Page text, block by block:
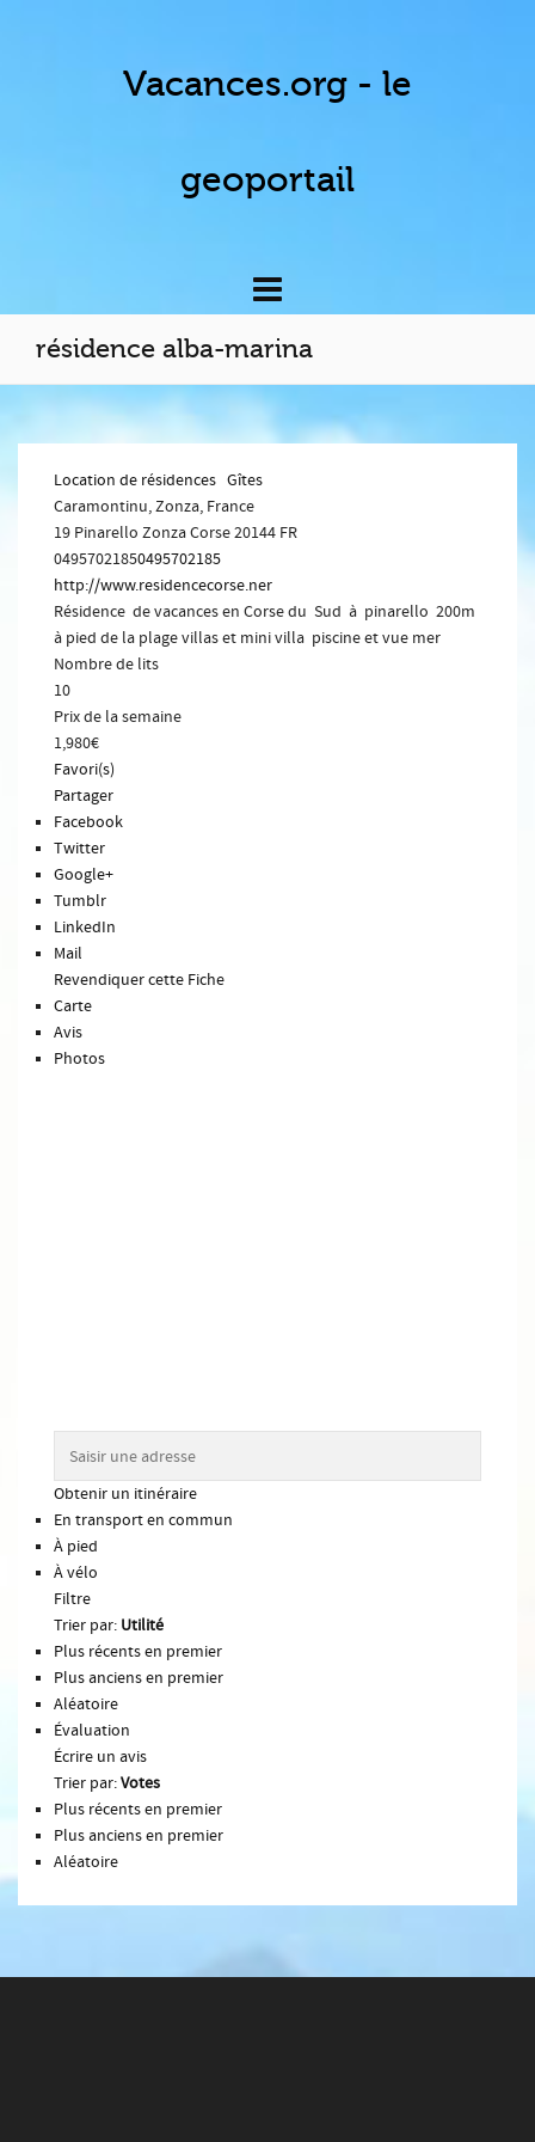
Vacances.org - le
geoportail
résidence alba-marina
Location de résidences Gîtes
Caramontinu, Zonza, France
19 Pinarello ZonzaCorse20144 FR
04957021850495702185
http://www.residencecorse.ner
Résidence de vacances en Corse du Sud à pinarello 200m
à pied de la plage villas et mini villa piscine et vue mer
Nombre de lits
10
Prix de la semaine
1,980€
Favori(s)
Partager
Facebook
Twitter
Google+
Tumblr
LinkedIn
Mail
Revendiquer cette Fiche
Carte
Avis
Photos
Obtenir un itinéraire
En transport en commun
À pied
À vélo
Filtre
Trier par: Utilité
Plus récents en premier
Plus anciens en premier
Aléatoire
Évaluation
Écrire un avis
Trier par:Votes
Plus récents en premier
Plus anciens en premier
Aléatoire